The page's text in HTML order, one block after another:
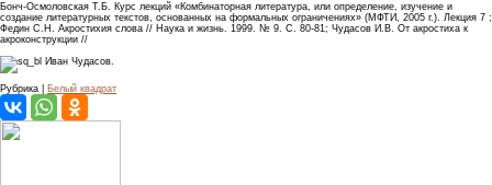
Бонч-Осмоловская Т.Б. Курс лекций «Комбинаторная литература, или определение, изучение и
создание литературных текстов, основанных на формальных ограничениях» (МФТИ, 2005 г.). Лекция 7 ;
Федин С.Н. Акростихия слова // Наука и жизнь. 1999. № 9. С. 80-81; Чудасов И.В. От акростиха к
акроконструкции //
Иван Чудасов.
Рубрика | Белый квадрат